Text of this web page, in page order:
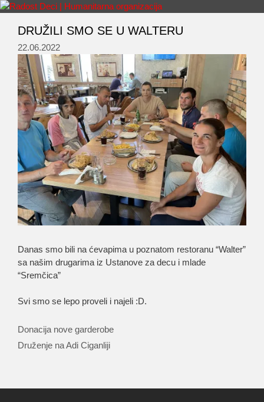
Skip
content
Menu
DRUŽILI SMO SE U WALTERU
22.06.2022
Danas smo bili na ćevapima u poznatom restoranu “Walter”
sa našim drugarima iz Ustanove za decu i mlade
“Sremčica”
Svi smo se lepo proveli i najeli :D.
Donacija nove garderobe
Druženje na Adi Ciganliji